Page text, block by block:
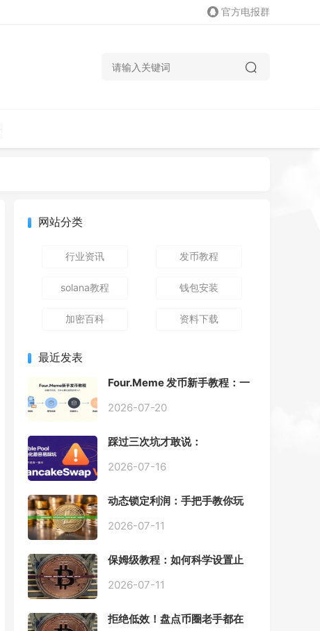
官方电报群
网站分类
行业资讯 发币教程
solana教程 钱包安装
加密百科 资料下载
最近发表
Four.Meme 发币新手教程：一
动踩坑
2026-07-20
踩过三次坑才敢说：
Pool 最容易翻车的不是手续
2026-07-16
动态锁定利润：手把手教你玩
2026-07-11
保姆级教程：如何科学设置止
2026-07-11
拒绝低效！盘点币圈老手都在